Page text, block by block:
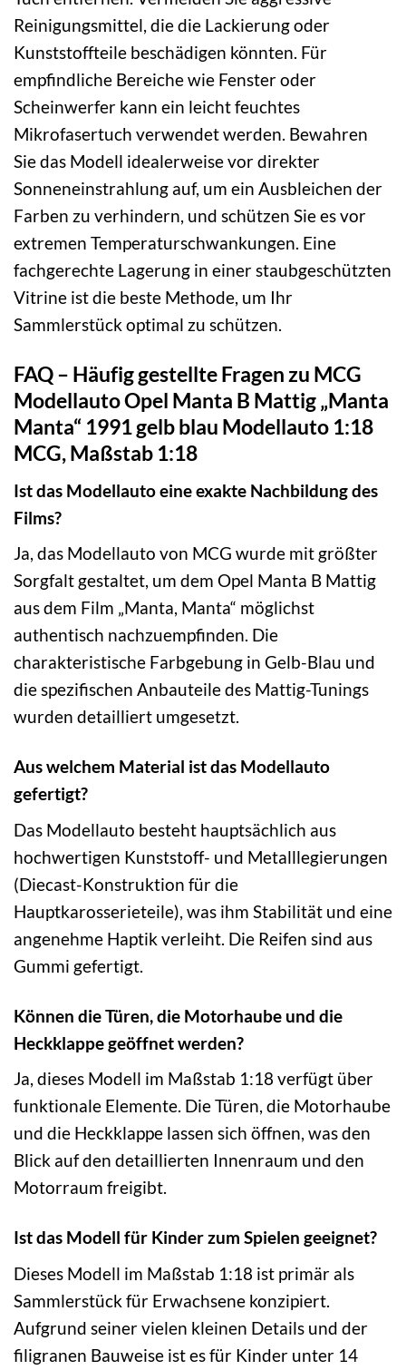
Reinigungsmittel, die die Lackierung oder
Kunststoffteile beschädigen könnten. Für
empfindliche Bereiche wie Fenster oder
Scheinwerfer kann ein leicht feuchtes
Mikrofasertuch verwendet werden. Bewahren
Sie das Modell idealerweise vor direkter
Sonneneinstrahlung auf, um ein Ausbleichen der
Farben zu verhindern, und schützen Sie es vor
extremen Temperaturschwankungen. Eine
fachgerechte Lagerung in einer staubgeschützten
Vitrine ist die beste Methode, um Ihr
Sammlerstück optimal zu schützen.
FAQ – Häufig gestellte Fragen zu MCG
Modellauto Opel Manta B Mattig „Manta
Manta“ 1991 gelb blau Modellauto 1:18
MCG, Maßstab 1:18
Ist das Modellauto eine exakte Nachbildung des
Films?
Ja, das Modellauto von MCG wurde mit größter
Sorgfalt gestaltet, um dem Opel Manta B Mattig
aus dem Film „Manta, Manta“ möglichst
authentisch nachzuempfinden. Die
charakteristische Farbgebung in Gelb-Blau und
die spezifischen Anbauteile des Mattig-Tunings
wurden detailliert umgesetzt.
Aus welchem Material ist das Modellauto
gefertigt?
Das Modellauto besteht hauptsächlich aus
hochwertigen Kunststoff- und Metalllegierungen
(Diecast-Konstruktion für die
Hauptkarosserieteile), was ihm Stabilität und eine
angenehme Haptik verleiht. Die Reifen sind aus
Gummi gefertigt.
Können die Türen, die Motorhaube und die
Heckklappe geöffnet werden?
Ja, dieses Modell im Maßstab 1:18 verfügt über
funktionale Elemente. Die Türen, die Motorhaube
und die Heckklappe lassen sich öffnen, was den
Blick auf den detaillierten Innenraum und den
Motorraum freigibt.
Ist das Modell für Kinder zum Spielen geeignet?
Dieses Modell im Maßstab 1:18 ist primär als
Sammlerstück für Erwachsene konzipiert.
Aufgrund seiner vielen kleinen Details und der
filigranen Bauweise ist es für Kinder unter 14